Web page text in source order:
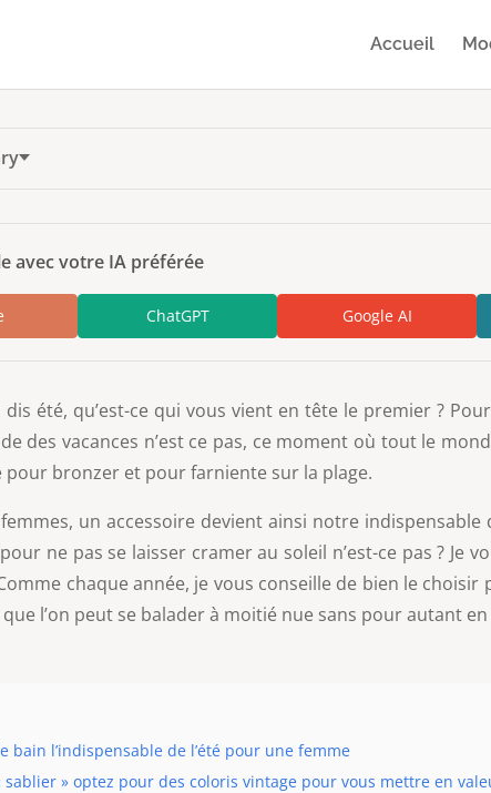
Accueil
avec votre IA préférée
ChatGPT Google AI
été, qu’est-ce qui vous vient en tête le premier ?
des vacances n’est ce pas, ce moment où tout le
pour bronzer et pour farniente sur la plage.
un accessoire devient ainsi notre
ne pas se laisser cramer au soleil n’est-ce pas ?
chaque année, je vous conseille de bien le
que l’on peut se balader à moitié nue sans pour autant
bain l’indispensable de l’été pour une femme
sablier » optez pour des coloris vintage pour vous mettre en